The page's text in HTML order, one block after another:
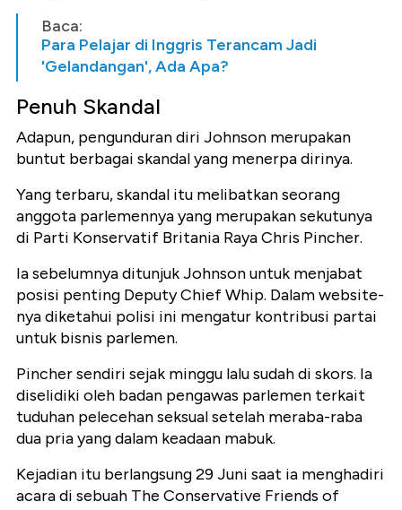
Baca:
Para Pelajar di Inggris Terancam Jadi
'Gelandangan', Ada Apa?
Penuh Skandal
Adapun, pengunduran diri Johnson merupakan
buntut berbagai skandal yang menerpa dirinya.
Yang terbaru, skandal itu melibatkan seorang
anggota parlemennya yang merupakan sekutunya
di Parti Konservatif Britania Raya Chris Pincher.
Ia sebelumnya ditunjuk Johnson untuk menjabat
posisi penting Deputy Chief Whip. Dalamwebsite-
nya diketahui polisi ini mengatur kontribusi partai
untuk bisnis parlemen.
Pincher sendiri sejak minggu lalu sudah di skors. Ia
diselidiki oleh badan pengawas parlemen terkait
tuduhan pelecehan seksual setelah meraba-raba
dua pria yang dalam keadaan mabuk.
Kejadian itu berlangsung 29 Juni saat ia menghadiri
acara di sebuah The Conservative Friends of